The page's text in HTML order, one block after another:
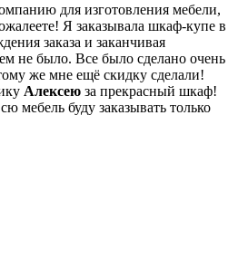
для изготовления мебели,
Я заказывала шкаф-купе в
заказа и заканчивая
не было. Все было сделано очень
же мне ещё скидку сделали!
Алексею за прекрасный шкаф!
мебель буду заказывать только